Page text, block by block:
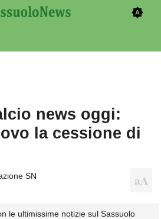
news oggi:
la cessione di
SN
le ultimissime notizie sul Sassuolo